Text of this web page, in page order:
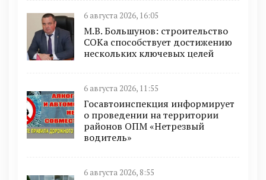
6 августа 2026, 16:05
М.В. Большунов: строительство
СОКа способствует достижению
нескольких ключевых целей
6 августа 2026, 11:55
Госавтоинспекция информирует
о проведении на территории
районов ОПМ «Нетрезвый
водитель»
6 августа 2026, 8:55